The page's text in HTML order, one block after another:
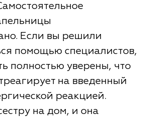
Если вы решили
помощью специалистов,
полностью уверены, что
на введенный
реакцией.
на дом, и она